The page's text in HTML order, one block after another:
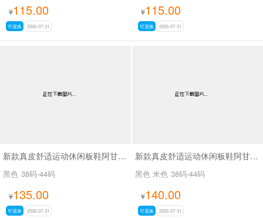
¥115.00
可退换 2026-07-31
¥115.00
可退换 2026-07-31
新款真皮舒适运动休闲板鞋阿甘鞋SA270
黑色 38码-44码
¥135.00
可退换 2026-07-31
新款真皮舒适运动休闲板鞋阿甘鞋休闲男鞋SA268
黑色 米色 38码-44码
¥140.00
可退换 2026-07-31